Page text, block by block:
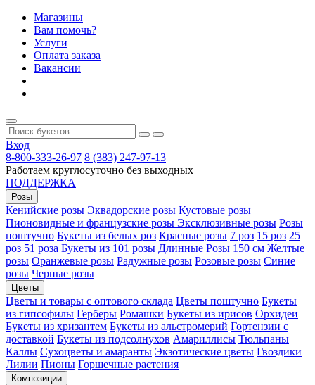
Магазины
Вам помочь?
Услуги
Оплата заказа
Вакансии
Вход
8-800-333-26-97 8 (383) 247-97-13
Работаем круглосуточно без выходных
ПОДДЕРЖКА
Розы
Кенийские розы Эквадорские розы Кустовые розы
Пионовидные и французские розы Эксклюзивные розы Розы
поштучно Букеты из белых роз Красные розы 7 роз 15 роз 25
роз 51 роза Букеты из 101 розы Длинные Розы 150 см Желтые
розы Оранжевые розы Радужные розы Розовые розы Синие
розы Черные розы
Цветы
Цветы и товары с оптового склада Цветы поштучно Букеты
из гипсофилы Герберы Ромашки Букеты из ирисов Орхидеи
Букеты из хризантем Букеты из альстромерий Гортензии с
доставкой Букеты из подсолнухов Амариллисы Тюльпаны
Каллы Сухоцветы и амаранты Экзотические цветы Гвоздики
Лилии Пионы Горшечные растения
Композиции